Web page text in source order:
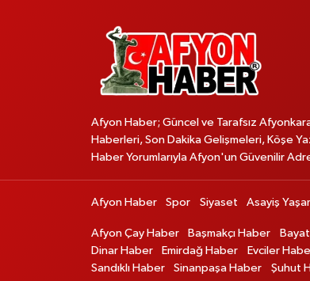
Afyon Haber; Güncel ve Tarafsız
Haberleri, Son Dakika Gelişmeleri, Köşe
Haber Yorumlarıyla Afyon'un Güvenilir
Afyon Haber Spor Siyaset Asayiş
Afyon Çay Haber Başmakçı Haber
Dinar Haber
Emirdağ Haber Evciler
Sandıklı Haber
Sinanpaşa Haber Şuhut